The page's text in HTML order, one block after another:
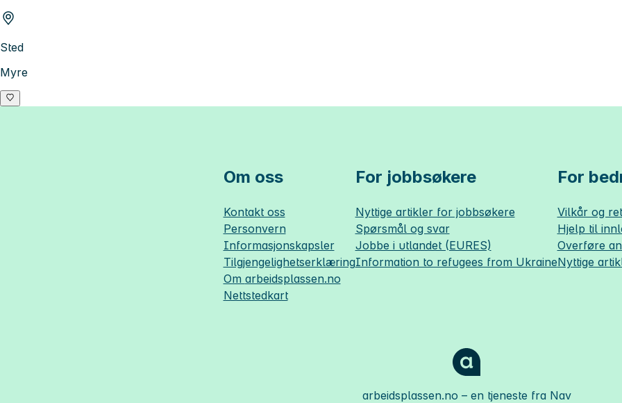
Sted
Myre
Om oss
Kontakt oss
Personvern
Informasjonskapsler
Tilgjengelighetserklæring
Om arbeidsplassen.no
Nettstedkart
For jobbsøkere
Nyttige artikler for jobbsøkere
Spørsmål og svar
Jobbe i utlandet (EURES)
Information to refugees from Ukraine
For
Vilkår og
Hjelp til
Overføre
Nyttige
arbeidsplassen.no – en tjeneste fra Nav